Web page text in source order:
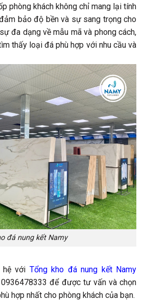
phòng khách không chỉ mang lại tính
bảo độ bền và sự sang trọng cho
đa dạng về mẫu mã và phong cách,
thấy loại đá phù hợp với nhu cầu và
đá nung kết Namy
hệ với Tổng kho đá nung kết Namy
để được tư vấn và chọn
hợp nhất cho phòng khách của bạn.